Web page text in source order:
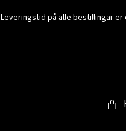
Leveringstid på alle bestillingar er